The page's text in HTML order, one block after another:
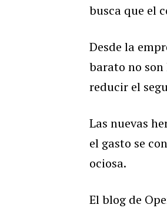
busca que el
Desde la
barato no son
reducir el
Las nuevas
el gasto se
ociosa.
El blog de